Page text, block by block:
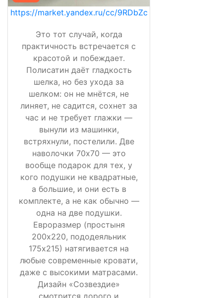
https://market.yandex.ru/cc/9RDbZc
Это тот случай, когда
практичность встречается с
красотой и побеждает.
Полисатин даёт гладкость
шелка, но без ухода за
шелком: он не мнётся, не
линяет, не садится, сохнет за
час и не требует глажки —
вынули из машинки,
встряхнули, постелили. Две
наволочки 70х70 — это
вообще подарок для тех, у
кого подушки не квадратные,
а большие, и они есть в
комплекте, а не как обычно —
одна на две подушки.
Евроразмер (простыня
200х220, пододеяльник
175х215) натягивается на
любые современные кровати,
даже с высокими матрасами.
Дизайн «Созвездие»
смотрится дорого и